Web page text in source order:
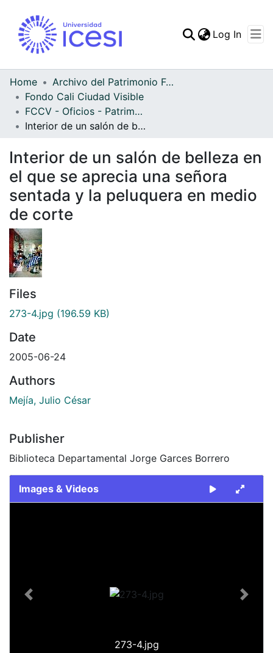
Log In
Home
Archivo del Patrimonio Fotográfico y Fílmico del Valle del Cauca
Fondo Cali Ciudad Visible
FCCV - Oficios - Patrimonial
Interior de un salón de belleza en el que se aprecia una señora sentada y la peluquera en medio de corte
Interior de un salón de belleza en
el que se aprecia una señora
sentada y la peluquera en medio
de corte
Files
273-4.jpg (196.59 KB)
Date
2005-06-24
Authors
Mejía, Julio César
Publisher
Biblioteca Departamental Jorge Garces Borrero
Images & Videos
273-4.jpg
Previous Next